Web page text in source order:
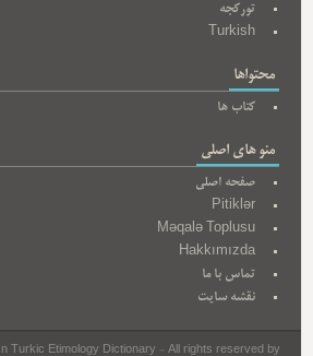
تورکجه
Turkish
محتواها
کتاب ها
منو های اصلی
صفحه اصلی
Pitiklər
Məqalə Toplusu
Hakkımızda
تماس با ما
نقشه سایت
Turkic Etimology Dictionary - All rights reserved by